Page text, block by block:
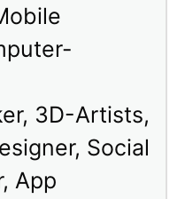
3D-Artists,
Social
App